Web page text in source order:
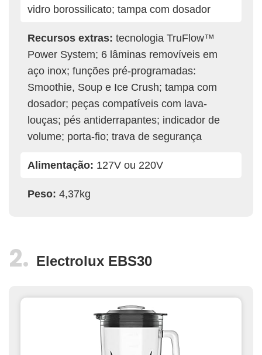
vidro borossilicato; tampa com dosador
Recursos extras: tecnologia TruFlow™
Power System; 6 lâminas removíveis em
aço inox; funções pré-programadas:
Smoothie, Soup e Ice Crush; tampa com
dosador; peças compatíveis com lava-
louças; pés antiderrapantes; indicador de
volume; porta-fio; trava de segurança
Alimentação: 127V ou 220V
Peso: 4,37kg
Electrolux EBS30